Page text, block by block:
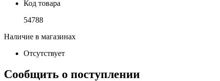
Код товара
54788
Наличие в магазинах
Отсутствует
Сообщить о поступлении